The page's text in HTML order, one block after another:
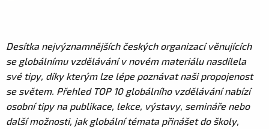
Desítka nejvýznamnějších českých organizací věnujících
se globálnímu vzdělávání v novém materiálu nasdílela
své tipy, díky kterým lze lépe poznávat naši propojenost
se světem. Přehled TOP 10 globálního vzdělávání nabízí
osobní tipy na publikace, lekce, výstavy, semináře nebo
další možnosti, jak globální témata přinášet do školy,